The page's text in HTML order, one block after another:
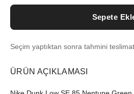
Sepete
Seçim yaptıktan sonra tahmini
ÜRÜN AÇIKLAMASI